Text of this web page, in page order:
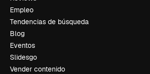
Empleo
Tendencias de búsqueda
Blog
Eventos
Slidesgo
Vender contenido